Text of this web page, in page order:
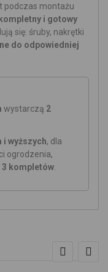
podczas montażu
kompletny i gotowy
się: śruby, nakrętki
do odpowiedniej
wystarczą 2
i wyższych, dla
ogrodzenia,
kompletów.